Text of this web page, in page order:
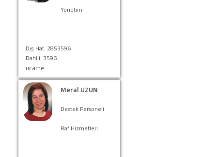
Yönetim
Dış Hat: 2853596
Dahili: 3596
ucame
Meral UZUN
Destek Personeli
Raf Hizmetleri